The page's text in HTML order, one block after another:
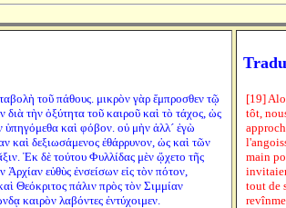
τοῦ πάθους. μικρὸν γὰρ ἔμπροσθεν τῷ
διὰ τὴν ὀξύτητα τοῦ καιροῦ καὶ τὸ τάχος, ὡς
ὑπηγόμεθα καὶ φόβον. οὐ μὴν ἀλλ´ ἐγὼ
καὶ δεξιωσάμενος ἐθάρρυνον, ὡς καὶ τῶν
Ἐκ δὲ τούτου Φυλλίδας μὲν ᾤχετο τῆς
εὐθὺς ἐνσείσων εἰς τὸν πότον,
Θεόκριτος πάλιν πρὸς τὸν Σιμμίαν
καιρὸν λαβόντες ἐντύχοιμεν.
[19]
tôt,
main
tout de